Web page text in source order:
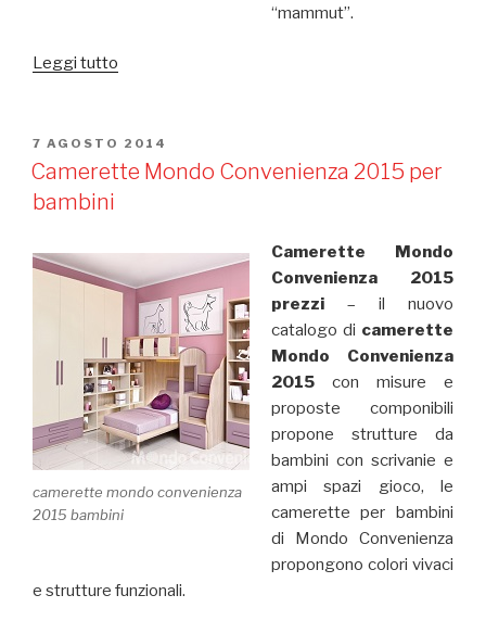
“mammut”.
Leggi tutto
catalogo”
PUBBLICATO
IL
7 AGOSTO 2014
Camerette Mondo Convenienza 2015 per
bambini
camerette mondo convenienza
2015 bambini
Camerette Mondo
Convenienza 2015
prezzi– il nuovo
catalogo di camerette
Mondo Convenienza
2015con misure e
proposte componibili
propone strutture da
bambini con scrivanie e
ampi spazi gioco, le
camerette per bambini
di Mondo Convenienza
propongono colori vivaci
e strutture funzionali.